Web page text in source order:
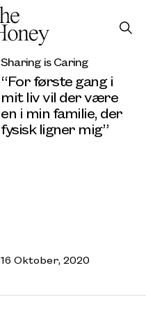
Sharing is Caring
“For første gang i
mit liv vil der være
en i min familie, der
fysisk ligner mig”
16 Oktober, 2020